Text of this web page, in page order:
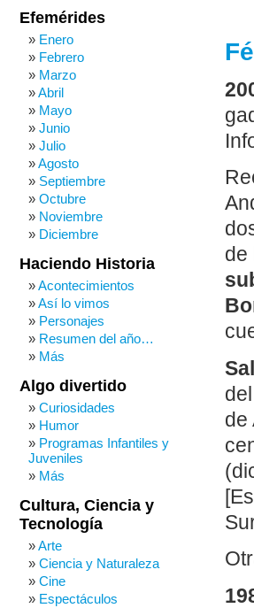
de
de
Efemérides
Enero
Febrero
Marzo
Abril
Mayo
Junio
Julio
Agosto
Septiembre
Octubre
Noviembre
Diciembre
Haciendo Historia
Acontecimientos
Así lo vimos
Personajes
Resumen del año…
Más
Algo divertido
Curiosidades
Humor
Programas Infantiles y
Juveniles
Más
Cultura, Ciencia y
Tecnología
Arte
Ciencia y Naturaleza
Cine
Espectáculos